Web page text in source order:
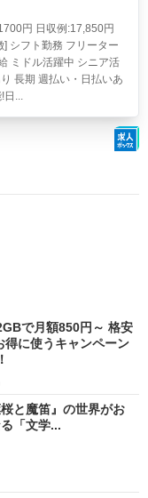
円 日収例:17,850円
シフト勤務 フリーター
ミドル活躍中 シニア活
長期 週払い・日払いあ
日...
で月額850円～ 格安
得に使うキャンペーン
と魔笛』の世界がお
「文学...